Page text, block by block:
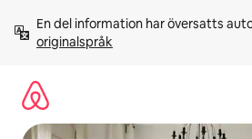
innehåll
En del information har översatts
originalspråk